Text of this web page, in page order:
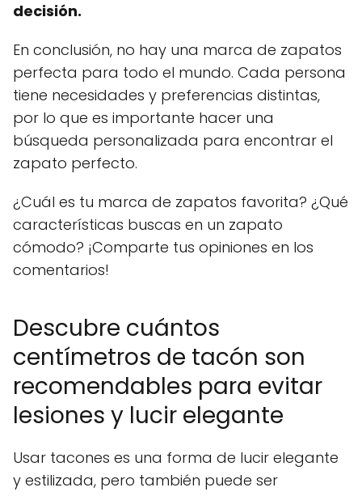
decisión.
En conclusión, no hay una marca de zapatos
perfecta para todo el mundo. Cada persona
tiene necesidades y preferencias distintas,
por lo que es importante hacer una
búsqueda personalizada para encontrar el
zapato perfecto.
¿Cuál es tu marca de zapatos favorita? ¿Qué
características buscas en un zapato
cómodo? ¡Comparte tus opiniones en los
comentarios!
Descubre cuántos
centímetros de tacón son
recomendables para evitar
lesiones y lucir elegante
Usar tacones es una forma de lucir elegante
y estilizada, pero también puede ser